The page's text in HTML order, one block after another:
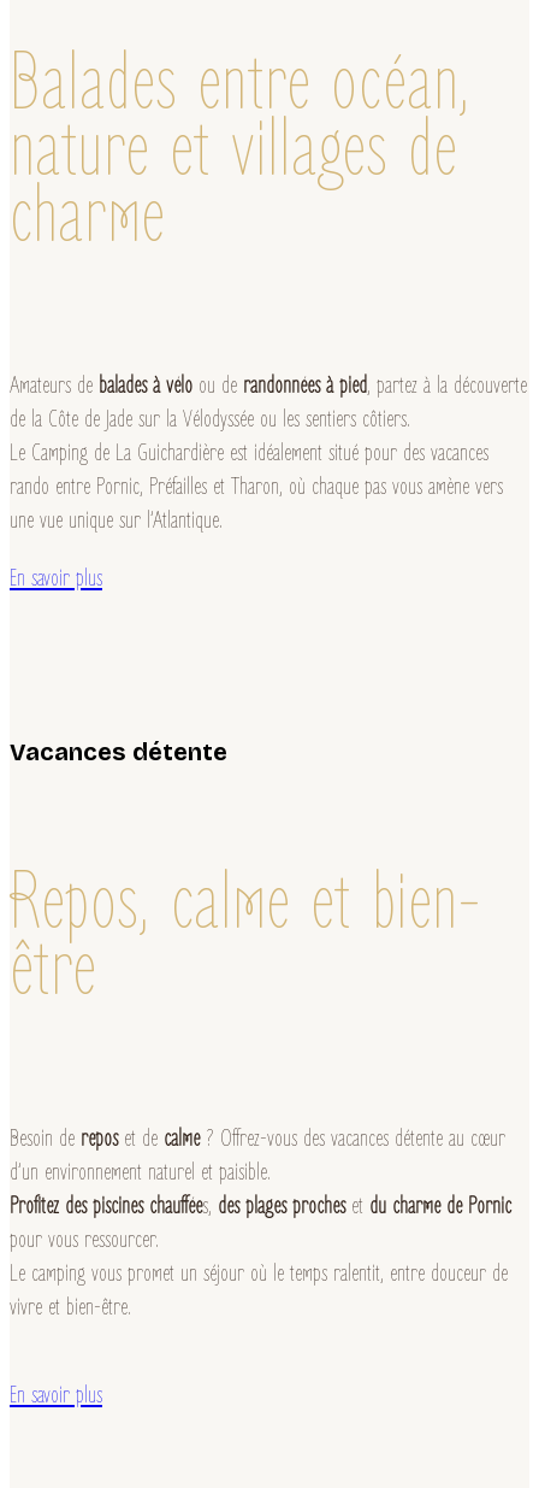
Balades entre océan,
nature et villages de
charme
Amateurs de balades à vélo ou de randonnées à pied, partez à la découverte
de la Côte de Jade sur la Vélodyssée ou les sentiers côtiers.
Le Camping de La Guichardière est idéalement situé pour des vacances
rando entre Pornic, Préfailles et Tharon, où chaque pas vous amène vers
une vue unique sur l’Atlantique.
En savoir plus
Vacances détente
Repos, calme et bien-
être
Besoin de repos et de calme ? Offrez-vous des vacances détente au cœur
d’un environnement naturel et paisible.
Profitez des piscines chauffées, des plages procheset du charme de Pornic
pour vous ressourcer.
Le camping vous promet un séjour où le temps ralentit, entre douceur de
vivre et bien-être.
En savoir plus